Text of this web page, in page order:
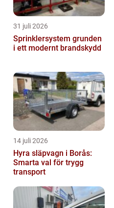
31 juli 2026
Sprinklersystem grunden
i ett modernt brandskydd
14 juli 2026
Hyra släpvagn i Borås:
Smarta val för trygg
transport